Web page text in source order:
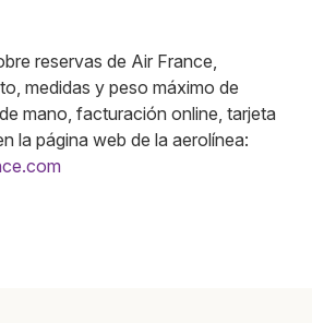
reservas de Air France,
medidas y peso máximo de
mano, facturación online, tarjeta
la página web de la aerolínea: